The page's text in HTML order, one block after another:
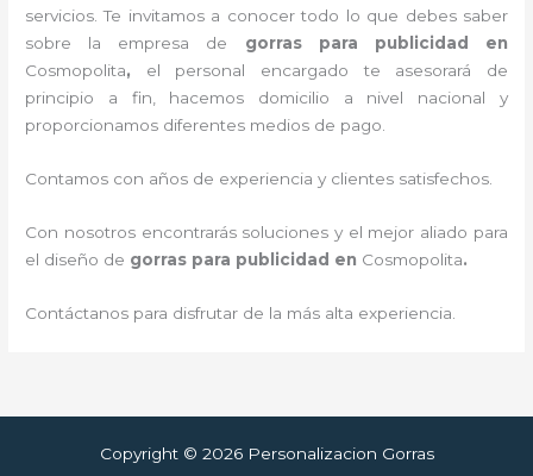
servicios. Te invitamos a conocer todo lo que debes saber
sobre la empresa de gorras para publicidad
en
Cosmopolita, el personal encargado te asesorará de
principio a fin, hacemos domicilio a nivel nacional y
proporcionamos diferentes medios de pago.
Contamos con años de experiencia y clientes satisfechos.
Con nosotros encontrarás soluciones y el mejor aliado para
el diseño de gorras para publicidad en Cosmopolita.
Contáctanos para disfrutar de la más alta experiencia.
Copyright © 2026 Personalizacion Gorras